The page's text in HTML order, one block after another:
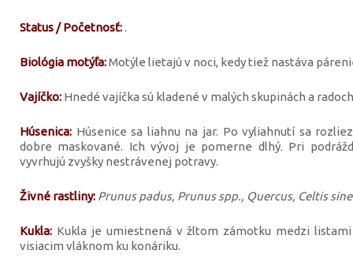
Status / Početnosť:.
Biológia motýľa:Motýle lietajú v noci, kedy tiež nastáva
Vajíčko: Hnedé vajíčka sú kladené v malých skupinách a
Húsenica: Húsenice sa liahnu na jar. Po vyliahnutí sa
dobre maskované. Ich vývoj je pomerne dlhý. Pri
vyvrhujú zvyšky nestrávenej potravy.
Živné rastliny: Prunus padus, Prunus spp., Quercus, Celtis
Kukla: Kukla je umiestnená v žltom zámotku medzi
visiacim vláknom ku konáriku.